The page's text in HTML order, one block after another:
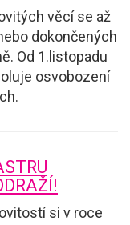
věcí se až
dokončených
Od 1.listopadu
osvobození
si v roce